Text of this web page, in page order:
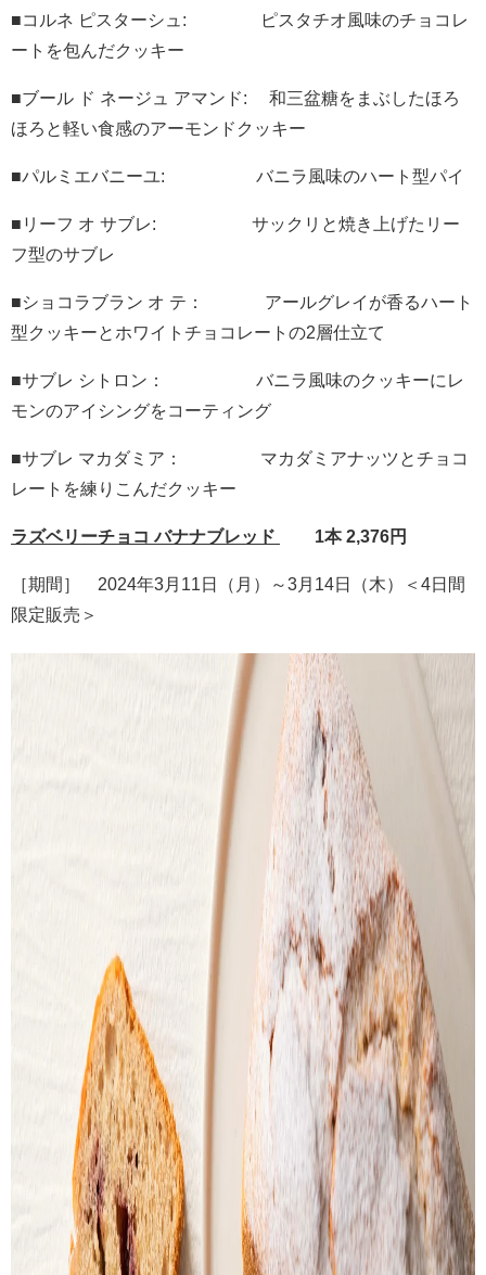
■コルネ ピスターシュ: ピスタチオ風味のチョコレ
ートを包んだクッキー
■ブール ド ネージュ アマンド: 和三盆糖をまぶしたほろ
ほろと軽い食感のアーモンドクッキー
■パルミエバニーユ: バニラ風味のハート型パイ
■リーフ オ サブレ: サックリと焼き上げたリー
フ型のサブレ
■ショコラブラン オ テ： アールグレイが香るハート
型クッキーとホワイトチョコレートの2層仕立て
■サブレ シトロン： バニラ風味のクッキーにレ
モンのアイシングをコーティング
■サブレ マカダミア： マカダミアナッツとチョコ
レートを練りこんだクッキー
ラズベリーチョコ バナナブレッド 1本 2,376円
［期間］ 2024年3月11日（月）～3月14日（木）＜4日間
限定販売＞